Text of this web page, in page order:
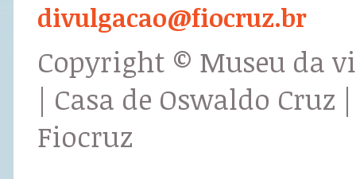
divulgacao@fiocruz.br
Copyright © Museu da
| Casa de Oswaldo Cruz |
Fiocruz